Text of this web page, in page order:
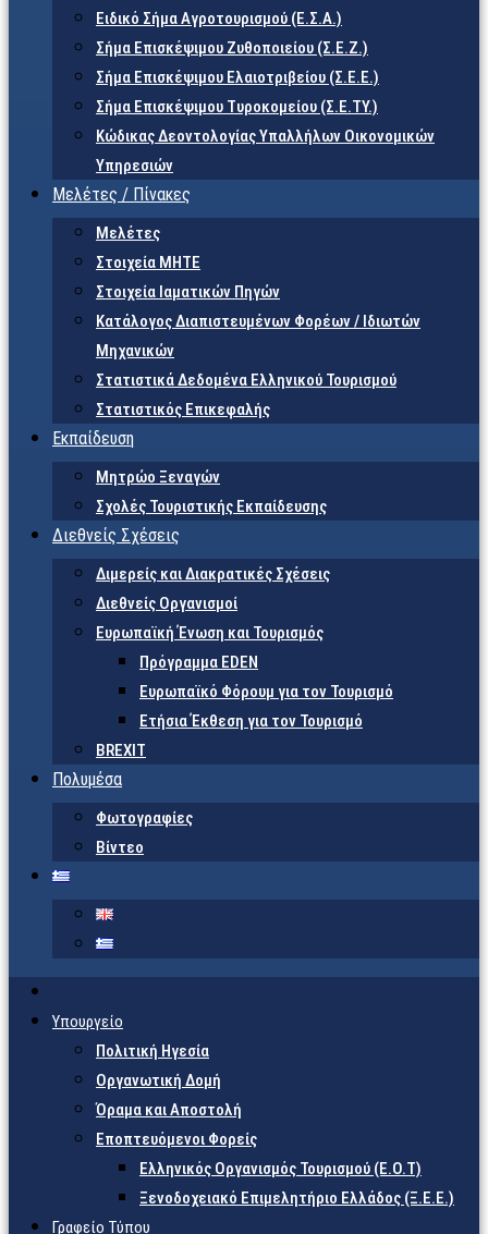
Ειδικό Σήμα Αγροτουρισμού (Ε.Σ.Α.)
Σήμα Επισκέψιμου Ζυθοποιείου (Σ.Ε.Ζ.)
Σήμα Επισκέψιμου Ελαιοτριβείου (Σ.Ε.Ε.)
Σήμα Επισκέψιμου Τυροκομείου (Σ.Ε.TY.)
Κώδικας Δεοντολογίας Υπαλλήλων Οικονομικών
Υπηρεσιών
Μελέτες / Πίνακες
Μελέτες
Στοιχεία ΜΗΤΕ
Στοιχεία Ιαματικών Πηγών
Κατάλογος Διαπιστευμένων Φορέων / Ιδιωτών
Μηχανικών
Στατιστικά Δεδομένα Ελληνικού Τουρισμού
Στατιστικός Επικεφαλής
Εκπαίδευση
Μητρώο Ξεναγών
Σχολές Τουριστικής Εκπαίδευσης
Διεθνείς Σχέσεις
Διμερείς και Διακρατικές Σχέσεις
Διεθνείς Οργανισμοί
Ευρωπαϊκή Ένωση και Τουρισμός
Πρόγραμμα EDEN
Ευρωπαϊκό Φόρουμ για τον Τουρισμό
Ετήσια Έκθεση για τον Τουρισμό
BREXIT
Πολυμέσα
Φωτογραφίες
Βίντεο
Υπουργείο
Πολιτική Ηγεσία
Οργανωτική Δομή
Όραμα και Αποστολή
Εποπτευόμενοι Φορείς
Eλληνικός Οργανισμός Τουρισμού (Ε.Ο.Τ)
Ξενοδοχειακό Επιμελητήριο Ελλάδος (Ξ.Ε.Ε.)
Γραφείο Τύπου